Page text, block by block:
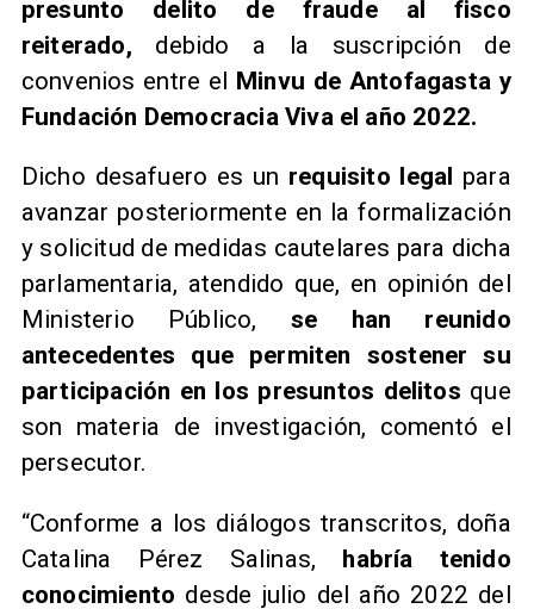
presunto delito de fraude al fisco
reiterado, debido a la suscripción de
convenios entre el Minvu de Antofagasta y
Fundación Democracia Viva el año 2022.
Dicho desafuero es un requisito legal para
avanzar posteriormente en la formalización
y solicitud de medidas cautelares para dicha
parlamentaria, atendido que, en opinión del
Ministerio Público, se han reunido
antecedentes que permiten sostener su
participación en los presuntos delitos que
son materia de investigación, comentó el
persecutor.
“Conforme a los diálogos transcritos, doña
Catalina Pérez Salinas, habría tenido
conocimiento desde julio del año 2022 del